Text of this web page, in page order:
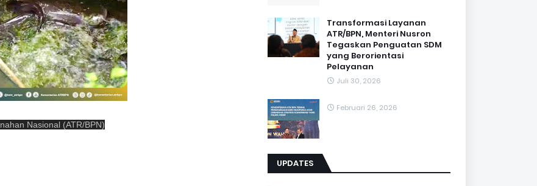
Nasional (ATR/BPN)
Transformasi Layanan
ATR/BPN, Menteri Nusron
Tegaskan Penguatan SDM
yang Berorientasi
Pelayanan
Juli 30, 2026
Februari 26, 2026
UPDATES